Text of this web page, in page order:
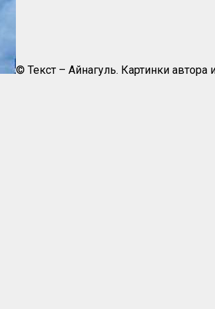
© Текст – Айнагуль. Картинки автора